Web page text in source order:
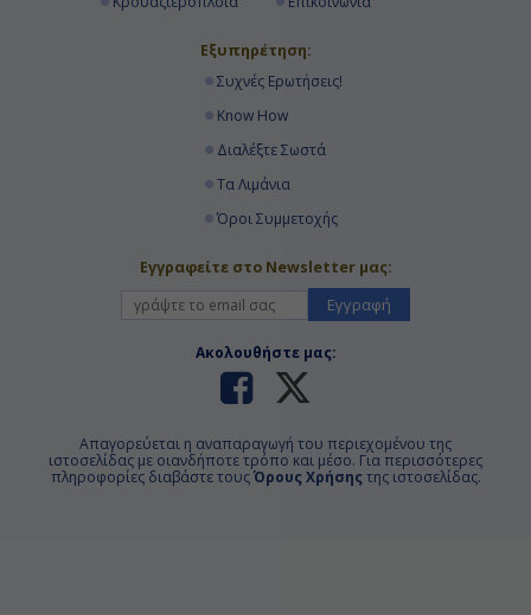
Εξυπηρέτηση:
Συχνές Ερωτήσεις!
Know How
Διαλέξτε Σωστά
Τα Λιμάνια
Όροι Συμμετοχής
Εγγραφείτε στο Newsletter μας:
Εγγραφή
Ακολουθήστε μας:
Απαγορεύεται η αναπαραγωγή του περιεχομένου της
ιστοσελίδας με οιανδήποτε τρόπο και μέσο. Για περισσότερες
πληροφορίες διαβάστε τουςΌρους Χρήσηςτης ιστοσελίδας.